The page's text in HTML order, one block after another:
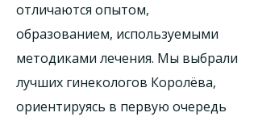
отличаются опытом,
образованием, используемыми
методиками лечения. Мы выбрали
лучших гинекологов Королёва,
ориентируясь в первую очередь